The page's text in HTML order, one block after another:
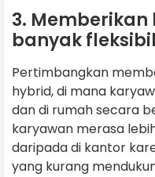
3.
banyak
Pertimbangkan
hybrid, di mana
dan di rumah secara
karyawan merasa
daripada di kantor
yang kurang